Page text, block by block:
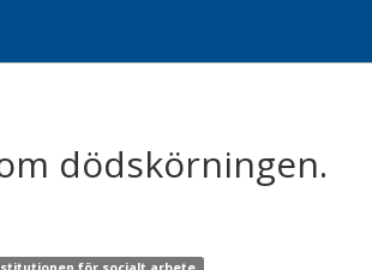
dödskörningen.